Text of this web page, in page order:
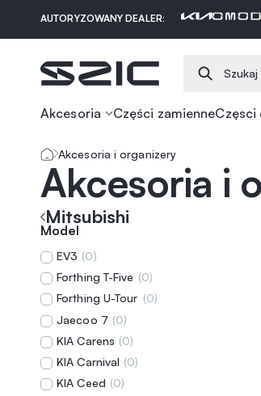
AUTORYZOWANY DEALER:
Akcesoria Części zamienneCzęsci
Akcesoria i organizery
Akcesoria i
Mitsubishi
Model
EV3 (0)
Forthing T-Five (0)
Forthing U-Tour (0)
Jaecoo 7 (0)
KIA Carens (0)
KIA Carnival (0)
KIA Ceed (0)